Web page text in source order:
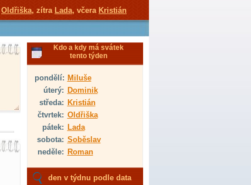
Kdo a kdy má svátek
tento týden
pondělí: Miluše
úterý: Dominik
středa: Kristián
čtvrtek: Oldřiška
pátek: Lada
sobota: Soběslav
neděle: Roman
den v týdnu podle data
Oldřiška, zítra Lada, včera Kristián